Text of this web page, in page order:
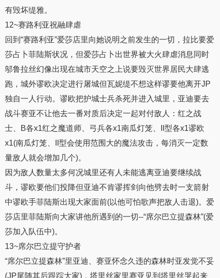
有毁坏缇雅。
12~赛路利亚祝融肆虐
回到“赛路利亚”爱莎店里向她说明之前发生的一切，拉比要爱
莎占卜菲陆斯状况，但爱莎占卜出世界被大火肆虐消息同时
邬鲁拉丝幻像出现在城市天空之上说要毁灭世界居民大肆逃
跑，城外谬欧决定进行屠城但瓦妮缇不想这样谬要他离开JP
独自一人行动。谬欧把护城士兵杀死并进入城里，亚迪要去
战斗赛亚不让他去一番对质后决定一起对付敌人：红之战
士、B各x1红之魔道师、弓兵各x1南瓜灯笼、II型各x1谬欧
x1(南瓜灯笼、II型会使用范围大的魔法攻击，每消灭一定数
量敌人就会增加几个)。
因为敌人数量太多何况城里还有人未能逃离亚迪要继续战
斗，谬欧要他们投降但亚迪不肯谬挥剑向他劈去时一支箭射
中谬欧手菲陆斯出现大家面前(以他可怕歌声把敌人击退)。爱
莎店里菲陆斯向大家讲他所遇到的一切--“席尔巴立提森林”(爱
莎加入队伍中)。
13~席尔巴立提守护者
“席尔巴立提森林”里亚迪、赛亚怀念久违的森林时亚发觉不妥
(JP尾随其后跟踪大家)，塔里丝家里赛亚见到塔里丝哭起来